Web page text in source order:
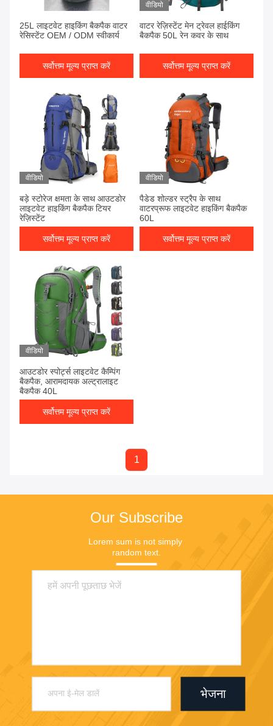
25L लाइटवेट हाइकिंग बैकपैक वाटर
रेसिस्टेंट OEM / ODM स्वीकार्य
सर्वोत्तम मूल्य प्राप्त करें
वीडियो
वाटर रेज़िस्टेंट मेन ट्रेवल हाईकिंग
बैकपैक 50L रेन कवर के साथ
सर्वोत्तम मूल्य प्राप्त करें
वीडियो
बड़े स्टोरेज क्षमता के साथ आउटडोर
लाइटवेट हाइकिंग बैकपैक टियर
रेज़िस्टेंट
सर्वोत्तम मूल्य प्राप्त करें
वीडियो
पैडेड शोल्डर स्ट्रैप के साथ
वाटरप्रूफ लाइटवेट हाइकिंग बैकपैक
60L
सर्वोत्तम मूल्य प्राप्त करें
वीडियो
आउटडोर स्पोर्ट्स लाइटवेट कैम्पिंग
बैकपैक, आरामदायक अल्ट्रालाइट
बैकपैक 40L
सर्वोत्तम मूल्य प्राप्त करें
1
Our Subscribe
Lorem sum is not simply
random text.
भेजना